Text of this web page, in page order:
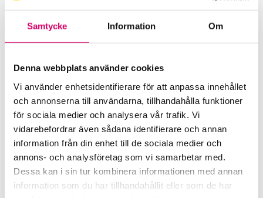
Samtycke Information Om
Denna webbplats använder cookies
Vi använder enhetsidentifierare för att anpassa innehållet
och annonserna till användarna, tillhandahålla funktioner
för sociala medier och analysera vår trafik. Vi
vidarebefordrar även sådana identifierare och annan
information från din enhet till de sociala medier och
annons- och analysföretag som vi samarbetar med.
Dessa kan i sin tur kombinera informationen med annan
information som du har tillhandahållit eller som de har
Skicka e-post
076-648 88 43
Erik Olsson
Auktoriserad Redovisningskonsult
Skicka e-post
076-648 88 48
Lund
Kajsa Kasimir Vinteräng
Auktoriserad Redovisningskonsult
Skicka e-post